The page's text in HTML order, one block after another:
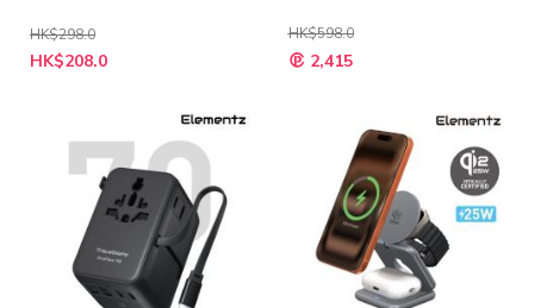
HK$298.0
特
殊
HK$208.0
HK$598.0
特
殊 2,415